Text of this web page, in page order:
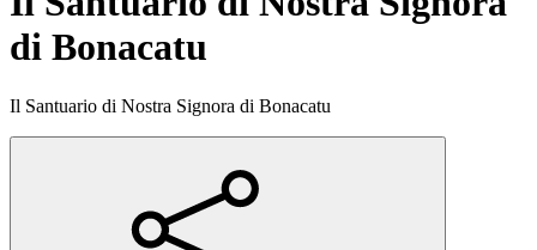
di Bonacatu
Il Santuario di Nostra Signora di Bonacatu